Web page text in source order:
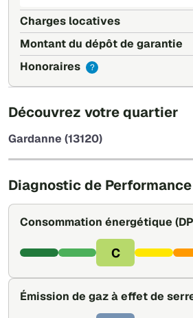
Charges locatives
Montant du dépôt de garantie
Honoraires
?
Découvrez votre quartier
Gardanne (13120)
Diagnostic de
Consommation énergétique
C
Émission de gaz à effet de